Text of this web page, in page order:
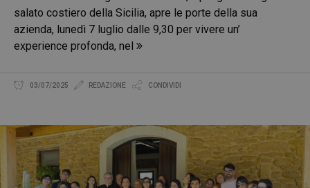
salato costiero della Sicilia, apre le porte della sua
azienda, lunedì 7 luglio dalle 9,30 per vivere un’
experience profonda, nel
03/07/2025 REDAZIONE CONDIVIDI